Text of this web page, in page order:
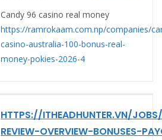
Candy 96 casino real money
https://ramrokaam.com.np/companies/
casino-australia-100-bonus-real-
money-pokies-2026-4
HTTPS://ITHEADHUNTER.VN/
REVIEW-OVERVIEW-BONUSES-